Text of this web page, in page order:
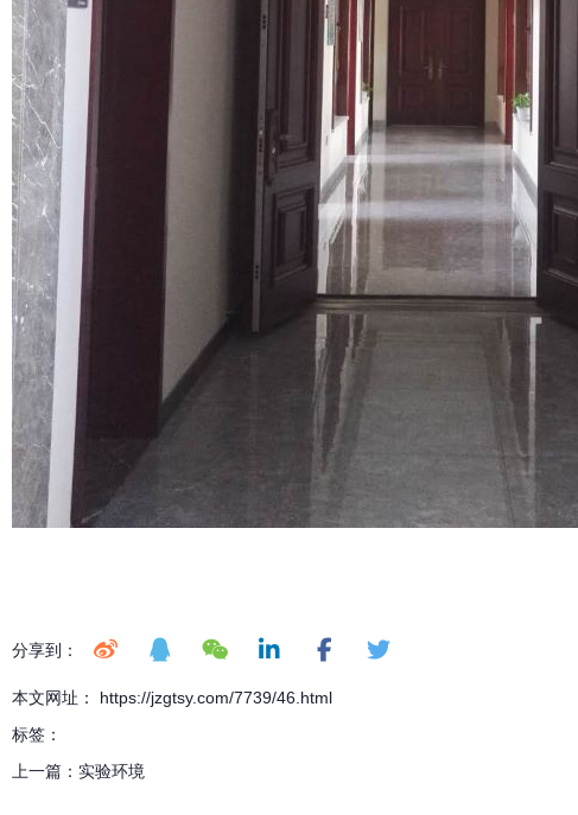
分享到：
本文网址： https://jzgtsy.com/7739/46.html
标签：
上一篇： 实验环境